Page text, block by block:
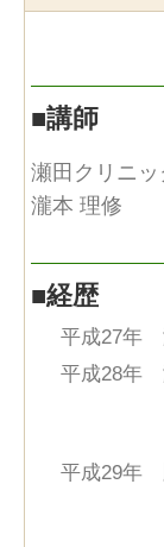
■講師
瀬田クリニ
瀧本 理修
■経歴
平成27年
平成28年
平成29年